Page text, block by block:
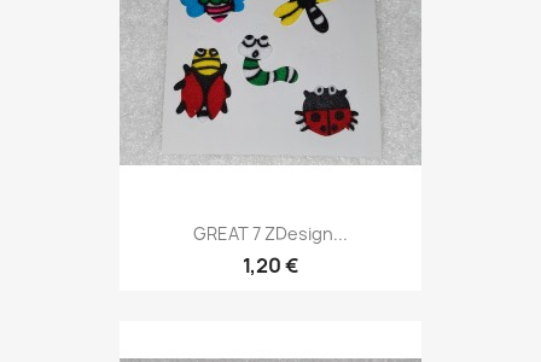
GREAT 7 ZDesign...
1,20 €